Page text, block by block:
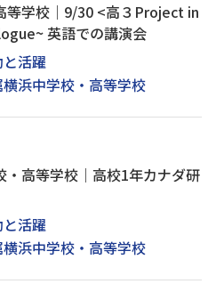
等学校｜9/30 <高３Project in
英語での講演会
活躍
浜中学校・高等学校
・高等学校｜高校1年カナダ研
活躍
浜中学校・高等学校